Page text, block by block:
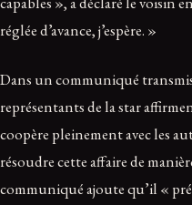
réglée d’avance, j’espère. »
Dans un communiqué
représentants de la star
coopère pleinement avec les
résoudre cette affaire de
communiqué ajoute qu’il «